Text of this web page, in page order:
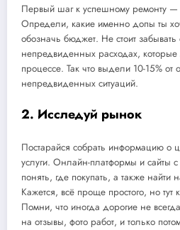
Первый шаг к успешному ремонту —
Определи, какие именно допы ты
обозначь бюджет. Не стоит
непредвиденных расходах, которые
процессе. Так что выдели 10-15%
непредвиденных ситуаций.
2. Исследуй рынок
Постарайся собрать информацию о
услуги. Онлайн-платформы и сайты с
понять, где покупать, а также
Кажется, всё проще простого, но тут
Помни, что иногда дорогие не
на отзывы, фото работ, и только